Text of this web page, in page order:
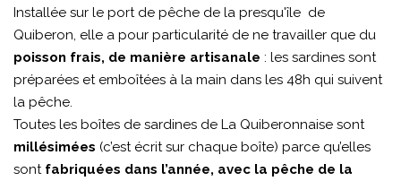
Installée sur le port de pêche de la presqu'île de
Quiberon, elle a pour particularité de ne travailler que du
poisson frais, de manière artisanale : les sardines sont
préparées et emboîtées à la main dans les 48h qui suivent
la pêche.
Toutes les boîtes de sardines de La Quiberonnaise sont
millésimées (c’est écrit sur chaque boîte) parce qu’elles
sont fabriquées dans l’année, avec la pêche de la